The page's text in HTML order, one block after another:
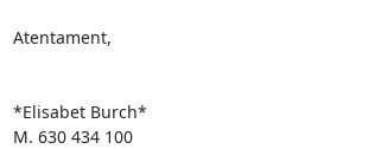
Atentament,
*Elisabet Burch*
M. 630 434 100